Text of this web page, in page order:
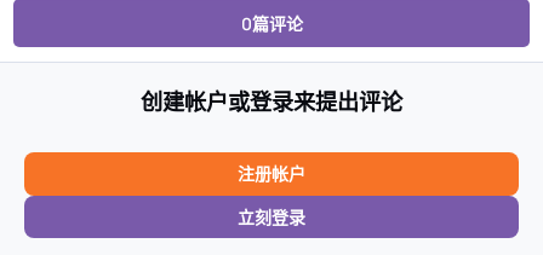
0篇评论
创建帐户或登录来提出评论
注册帐户
立刻登录